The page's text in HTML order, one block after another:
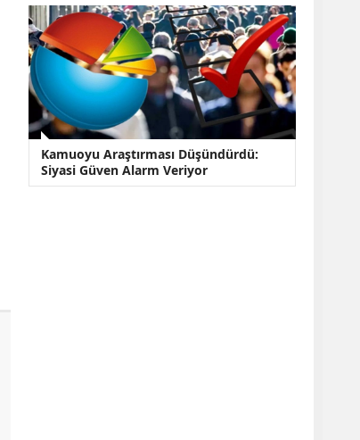
Kamuoyu Araştırması Düşündürdü:
Siyasi Güven Alarm Veriyor